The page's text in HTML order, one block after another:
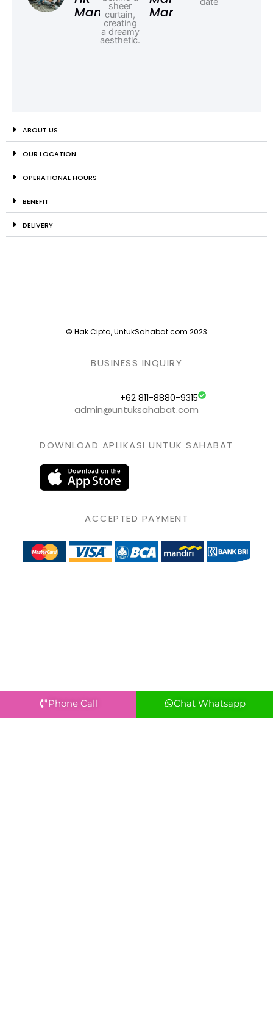
Manager Manager
ABOUT US
OUR LOCATION
OPERATIONAL HOURS
BENEFIT
DELIVERY
© Hak Cipta, UntukSahabat.com 2023
BUSINESS INQUIRY
+62 811-8880-9315
admin@untuksahabat.com
DOWNLOAD APLIKASI UNTUK SAHABAT
ACCEPTED PAYMENT
Phone Call Chat Whatsapp